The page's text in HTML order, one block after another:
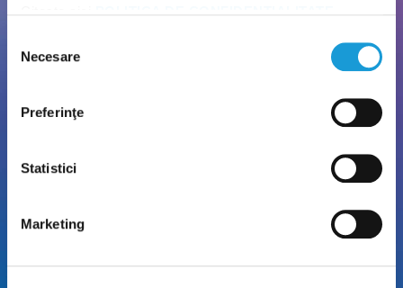
consimțământului
Necesare
Preferinţe
Statistici
Marketing
Nu pierde timpul căutând loc de parcare! Poți parca